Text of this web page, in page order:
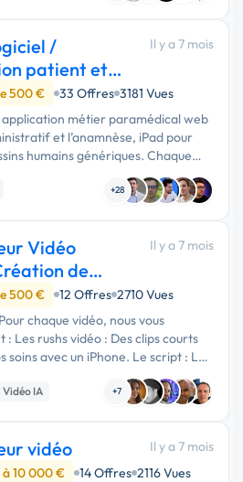
/
patient et
Il y a 7 mois
500 € 33 Offres 3181 Vues
et l’anamnèse, iPad pour
humains génériques. Chaque
/ gauche / droite) et certaines
+28
Vidéo
de
c
Il y a 7 mois
500 € 12 Offres 2710 Vues
chaque vidéo, nous vous
Les rushs vidéo : Des clips courts
soins avec un iPhone. Le script : Le
clés du produit. L'accès à notre …
Vidéo IA +7
vidéo
Il y a 7 mois
10 000 € 14 Offres 2116 Vues